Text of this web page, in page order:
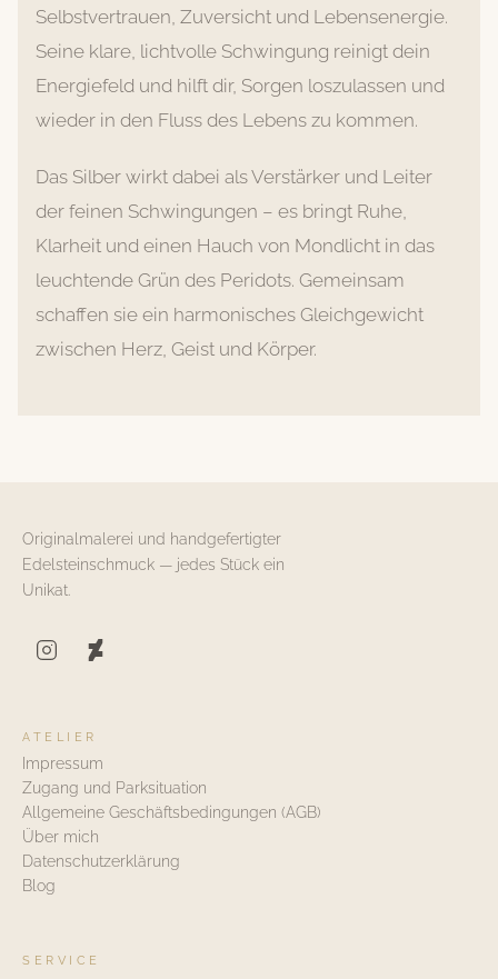
Selbstvertrauen, Zuversicht und Lebensenergie.
Seine klare, lichtvolle Schwingung reinigt dein
Energiefeld und hilft dir, Sorgen loszulassen und
wieder in den Fluss des Lebens zu kommen.
Das Silber wirkt dabei als Verstärker und Leiter
der feinen Schwingungen – es bringt Ruhe,
Klarheit und einen Hauch von Mondlicht in das
leuchtende Grün des Peridots. Gemeinsam
schaffen sie ein harmonisches Gleichgewicht
zwischen Herz, Geist und Körper.
Originalmalerei und handgefertigter
Edelsteinschmuck — jedes Stück ein
Unikat.
ATELIER
Impressum
Zugang und Parksituation
Allgemeine Geschäftsbedingungen (AGB)
Über mich
Datenschutzerklärung
Blog
SERVICE